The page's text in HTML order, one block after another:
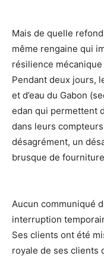
Mais de quelle
même rengaine qui
résilience
Pendant deux jours,
et d’eau du Gabon
edan qui permettent
dans leurs
désagrément, un
brusque de
Aucun communiqué
interruption
Ses clients ont été
royale de ses clients